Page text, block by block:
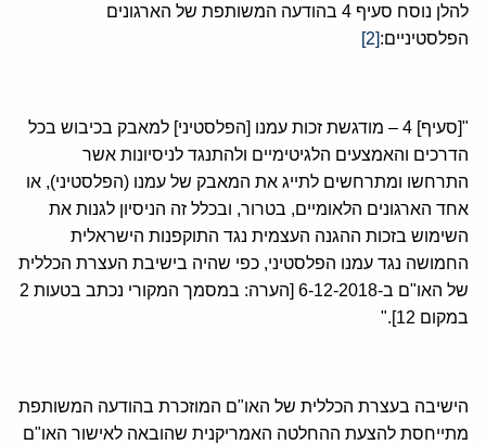
להלן נוסח סעיף 4 בהודעה המשותפת של הארגונים
הפלסטיניים:[2]
"[סעיף] 4 – מודגשת זכות עמנו [הפלסטיני] למאבק בכיבוש בכל
הדרכים והאמצעים הלגיטימיים ולהתנגד לניסיונות אשר
התרחשו ומתרחשים לתייג את המאבק של עמנו (הפלסטיני), או
אחד הארגונים הלאומיים, בטרור, ובכלל זה הניסיון לגנות את
השימוש בזכות ההגנה העצמית נגד התוקפנות הישראלית
החמושה נגד עמנו הפלסטיני, כפי שהיה בישיבת העצרת הכללית
של האו"ם ב-6-12-2018 [הערה: במסמך המקורי נכתב בטעות 2
במקום 12]."
הישיבה בעצרת הכללית של האו"ם המוזכרת בהודעה המשותפת
מתייחסת להצעת ההחלטה האמריקנית שהובאה לאישור האו"ם